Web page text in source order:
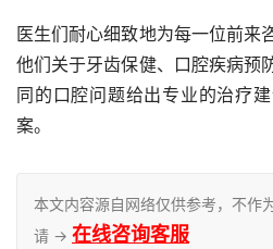
医生们耐心细致地为每一位前来
他们关于牙齿保健、口腔疾病预
同的口腔问题给出专业的治疗
案。
本文内容源自网络仅供参考，不作
请 → 在线咨询客服